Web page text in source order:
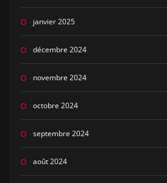
janvier 2025
décembre 2024
novembre 2024
octobre 2024
septembre 2024
août 2024